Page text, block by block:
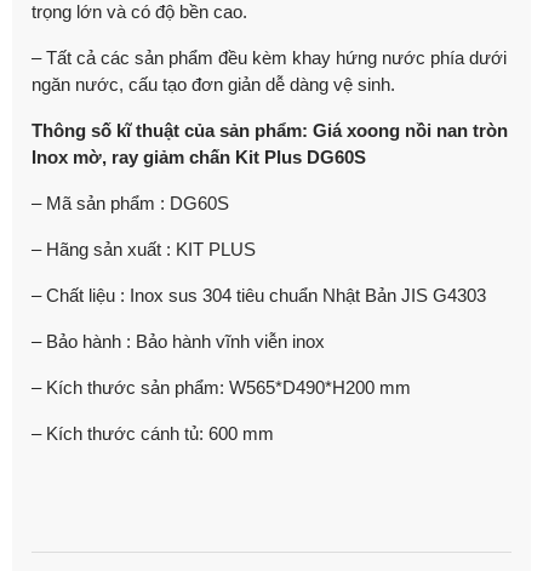
trọng lớn và có độ bền cao.
– Tất cả các sản phẩm đều kèm khay hứng nước phía dưới
ngăn nước, cấu tạo đơn giản dễ dàng vệ sinh.
Thông số kĩ thuật của sản phẩm: Giá xoong nồi nan tròn
Inox mờ, ray giảm chấn Kit Plus DG60S
– Mã sản phẩm : DG60S
– Hãng sản xuất : KIT PLUS
– Chất liệu : Inox sus 304 tiêu chuẩn Nhật Bản JIS G4303
– Bảo hành : Bảo hành vĩnh viễn inox
– Kích thước sản phẩm: W565*D490*H200 mm
– Kích thước cánh tủ: 600 mm